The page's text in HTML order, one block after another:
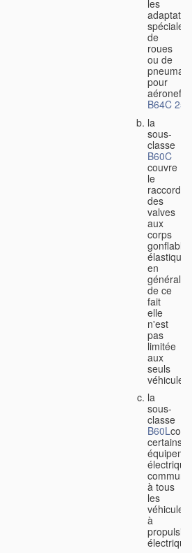
les
spéciales
de
roues
ou de
pour
aéronefs
B64C 25/
la
sous-
classe
B60C
couvre
le
des
valves
aux
corps
gonflables
élastiques
en
général,
de ce
fait
elle
n'est
pas
limitée
aux
seuls
véhicules;
la
sous-
classe
B60L
certains
communs
à tous
les
véhicules
à